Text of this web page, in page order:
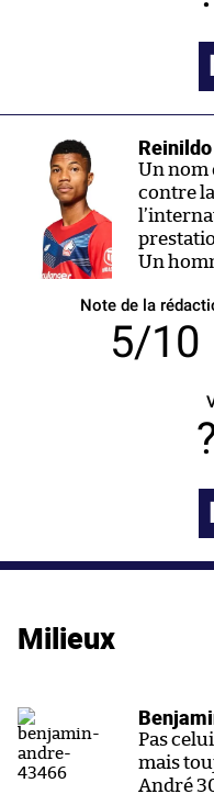
Reinildo
Un nom
contre
Un
Note de la
5/10
Milieux
Pas
mais
André